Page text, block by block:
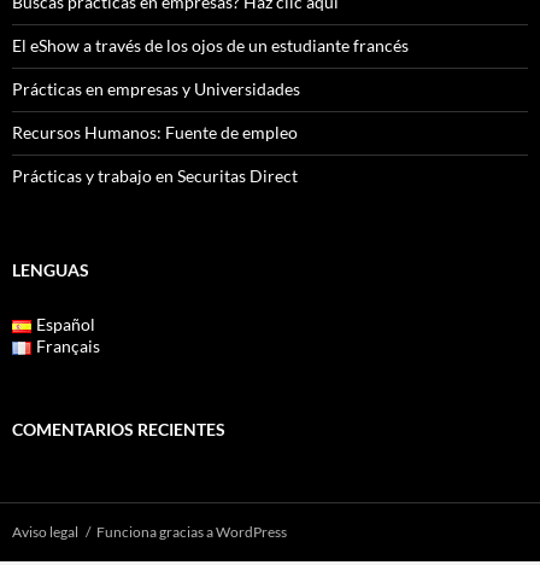
El eShow a través de los ojos de un estudiante francés
Prácticas en empresas y Universidades
Recursos Humanos: Fuente de empleo
Prácticas y trabajo en Securitas Direct
LENGUAS
Español
Français
COMENTARIOS RECIENTES
Aviso legal Funciona gracias a WordPress